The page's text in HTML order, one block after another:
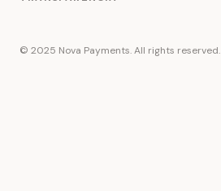
© 2025 Nova Payments. All rights reserved.